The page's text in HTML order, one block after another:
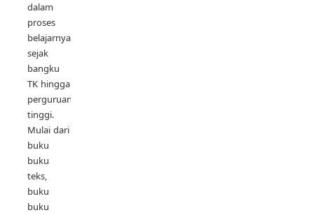
dalam
proses
belajarnya
sejak
bangku
TK hingga
perguruan
tinggi.
Mulai dari
buku
buku
teks,
buku
buku